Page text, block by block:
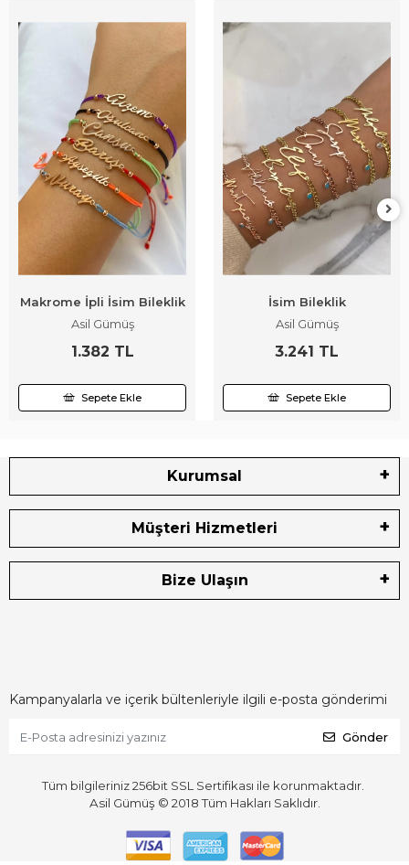
Makrome İpli İsim Bileklik
Asil Gümüş
1.382 TL
Sepete Ekle
İsim Bileklik
Asil Gümüş
3.241 TL
Sepete Ekle
Kurumsal
Müşteri Hizmetleri
Bize Ulaşın
Kampanyalarla ve içerik bültenleriyle ilgili e-posta gönderimi
Gönder
Tüm bilgileriniz 256bit SSL Sertifikası ile korunmaktadır.
Asil Gümüş © 2018Tüm Hakları Saklıdır.